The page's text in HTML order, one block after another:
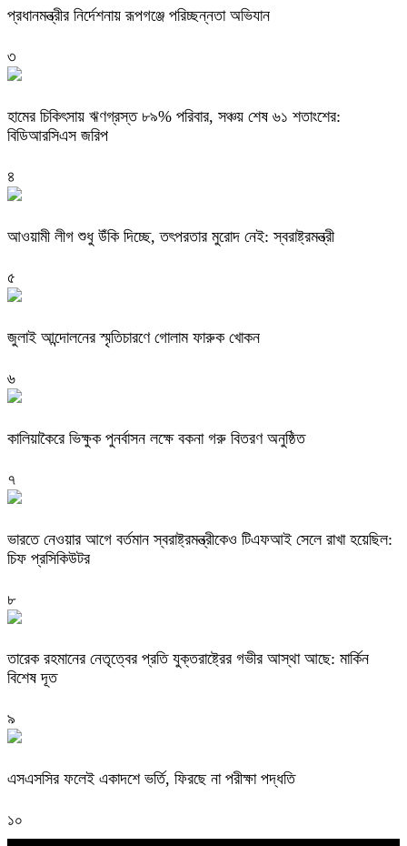
প্রধানমন্ত্রীর নির্দেশনায় রূপগঞ্জে পরিচ্ছন্নতা অভিযান
৩
হামের চিকিৎসায় ঋণগ্রস্ত ৮৯% পরিবার, সঞ্চয় শেষ ৬১ শতাংশের:
বিডিআরসিএস জরিপ
৪
আওয়ামী লীগ শুধু উঁকি দিচ্ছে, তৎপরতার মুরোদ নেই: স্বরাষ্ট্রমন্ত্রী
৫
জুলাই আন্দোলনের স্মৃতিচারণে গোলাম ফারুক খোকন
৬
কালিয়াকৈরে ভিক্ষুক পুনর্বাসন লক্ষে বকনা গরু বিতরণ অনুষ্ঠিত
৭
ভারতে নেওয়ার আগে বর্তমান স্বরাষ্ট্রমন্ত্রীকেও টিএফআই সেলে রাখা হয়েছিল:
চিফ প্রসিকিউটর
৮
তারেক রহমানের নেতৃত্বের প্রতি যুক্তরাষ্ট্রের গভীর আস্থা আছে: মার্কিন
বিশেষ দূত
৯
এসএসসির ফলেই একাদশে ভর্তি, ফিরছে না পরীক্ষা পদ্ধতি
১০